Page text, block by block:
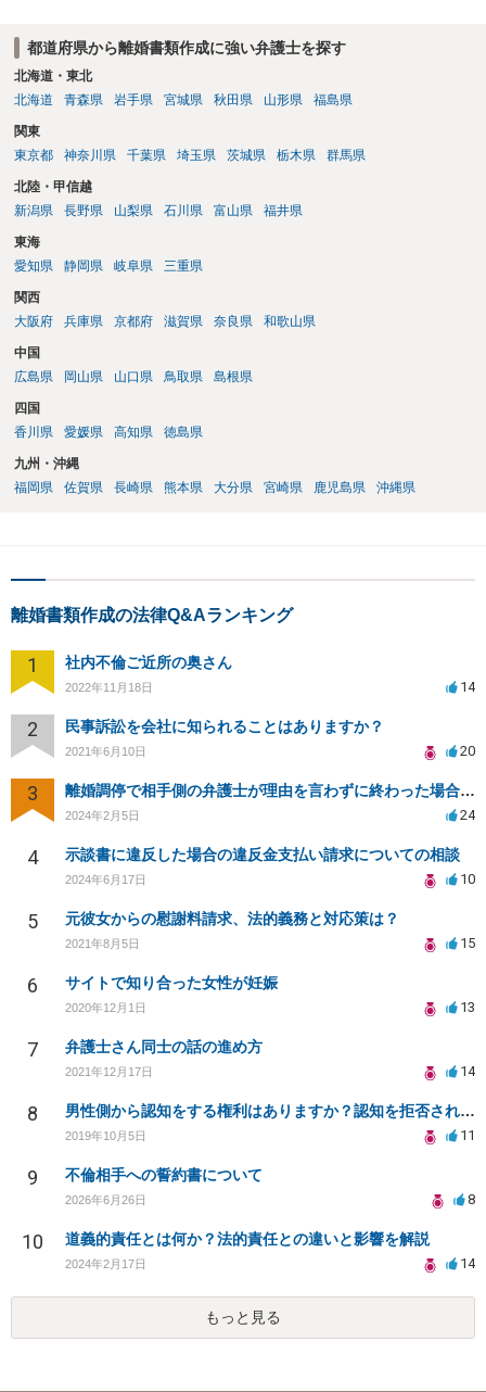
都道府県から離婚書類作成に強い弁護士を探す
北海道・東北
北海道
青森県 岩手県 宮城県 秋田県 山形県 福島県
関東
東京都
神奈川県 千葉県 埼玉県 茨城県 栃木県 群馬県
北陸・甲信越
新潟県
長野県 山梨県 石川県 富山県 福井県
東海
愛知県
静岡県 岐阜県 三重県
関西
大阪府
兵庫県 京都府 滋賀県 奈良県 和歌山県
中国
広島県
岡山県 山口県 鳥取県 島根県
四国
香川県
愛媛県 高知県 徳島県
九州・沖縄
福岡県
佐賀県 長崎県 熊本県 大分県 宮崎県 鹿児島県 沖縄県
離婚書類作成の法律Q&Aランキング
1 社内不倫ご近所の奥さん
2022年11月18日 14
2 民事訴訟を会社に知られることはありますか？
2021年6月10日 20
3 離婚調停で相手側の弁護士が理由を言わずに終わった場合の対応について
2024年2月5日 24
4 示談書に違反した場合の違反金支払い請求についての相談
2024年6月17日 10
5 元彼女からの慰謝料請求、法的義務と対応策は？
2021年8月5日 15
6 サイトで知り合った女性が妊娠
2020年12月1日 13
7 弁護士さん同士の話の進め方
2021年12月17日 14
8 男性側から認知をする権利はありますか？認知を拒否され父親になる権利を奪われたら法律問題になりますか？
2019年10月5日 11
9 不倫相手への誓約書について
2026年6月26日 8
10 道義的責任とは何か？法的責任との違いと影響を解説
2024年2月17日 14
もっと見る